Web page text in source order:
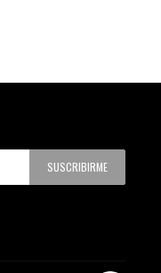
SUSCRIBIRME